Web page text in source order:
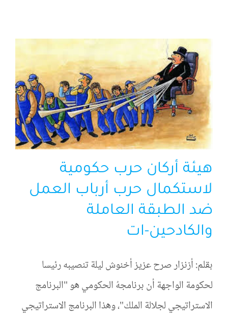
افتتاحية موقع المناضل-ة
روابط
هيئة أركان حرب حكومية
لاستكمال حرب أرباب العمل
ضد الطبقة العاملة
والكادحين-ات
بقلم: أزنزار صرح عزيز أخنوش ليلة تنصيبه رئيسا
لحكومة الواجهة أن برنامجهُ الحكومي هو "البرنامج
الاستراتيجي لجلالة الملك"، وهذا البرنامج الاستراتيجي